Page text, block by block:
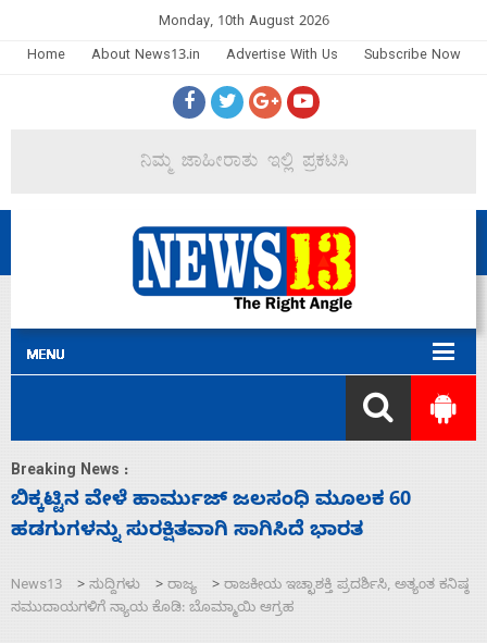
Monday, 10th August 2026
Home
About News13.in Advertise With Us Subscribe Now
Breaking News :
ನಾಗೇಂದ್ರ ರಾಜೀನಾಮೆ ಕೊಡದಿದ್ದರೆ ಸದನ ನಡೆಸಲು
ಬಿಡೆವು: ಛಲವಾದಿ ನಾರಾಯಣಸ್ವಾಮಿ
News13 > ಸುದ್ದಿಗಳು > ರಾಜ್ಯ > ರಾಜಕೀಯ ಇಚ್ಛಾಶಕ್ತಿ ಪ್ರದರ್ಶಿಸಿ, ಅತ್ಯಂತ ಕನಿಷ್ಠ
ಸಮುದಾಯಗಳಿಗೆ ನ್ಯಾಯ ಕೊಡಿ: ಬೊಮ್ಮಾಯಿ ಆಗ್ರಹ